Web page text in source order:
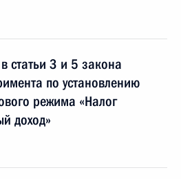
статьи 3 и 5 закона
по установлению
режима «Налог
доход»